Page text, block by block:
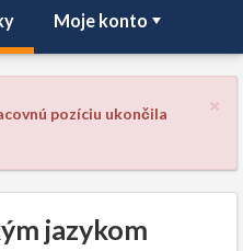
Moje konto
×
pozíciu ukončila
jazykom